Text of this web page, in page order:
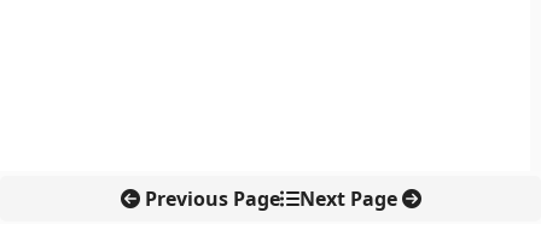
Previous Page Next Page